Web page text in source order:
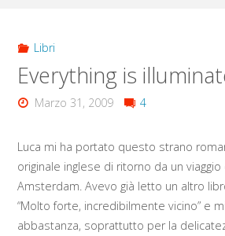
Libri
Everything is
Marzo 31, 2009 4
Luca mi ha portato questo strano
originale inglese di ritorno da un
Amsterdam. Avevo già letto un altro
“Molto forte, incredibilmente vicino” e
abbastanza, soprattutto per la